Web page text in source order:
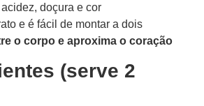
doçura e cor
e é fácil de montar a dois
o corpo e aproxima o coração
(serve 2